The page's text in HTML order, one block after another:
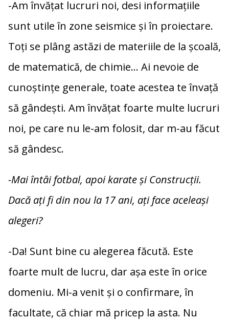
-Am învățat lucruri noi, desi informațiile
sunt utile în zone seismice și în proiectare.
Toți se plâng astăzi de materiile de la școală,
de matematică, de chimie… Ai nevoie de
cunoștințe generale, toate acestea te învață
să gândești. Am învățat foarte multe lucruri
noi, pe care nu le-am folosit, dar m-au făcut
să gândesc.
-Mai întâi fotbal, apoi karate și Construcții.
Dacă ați fi din nou la 17 ani, ați face aceleași
alegeri?
-Da! Sunt bine cu alegerea făcută. Este
foarte mult de lucru, dar așa este în orice
domeniu. Mi-a venit și o confirmare, în
facultate, că chiar mă pricep la asta. Nu